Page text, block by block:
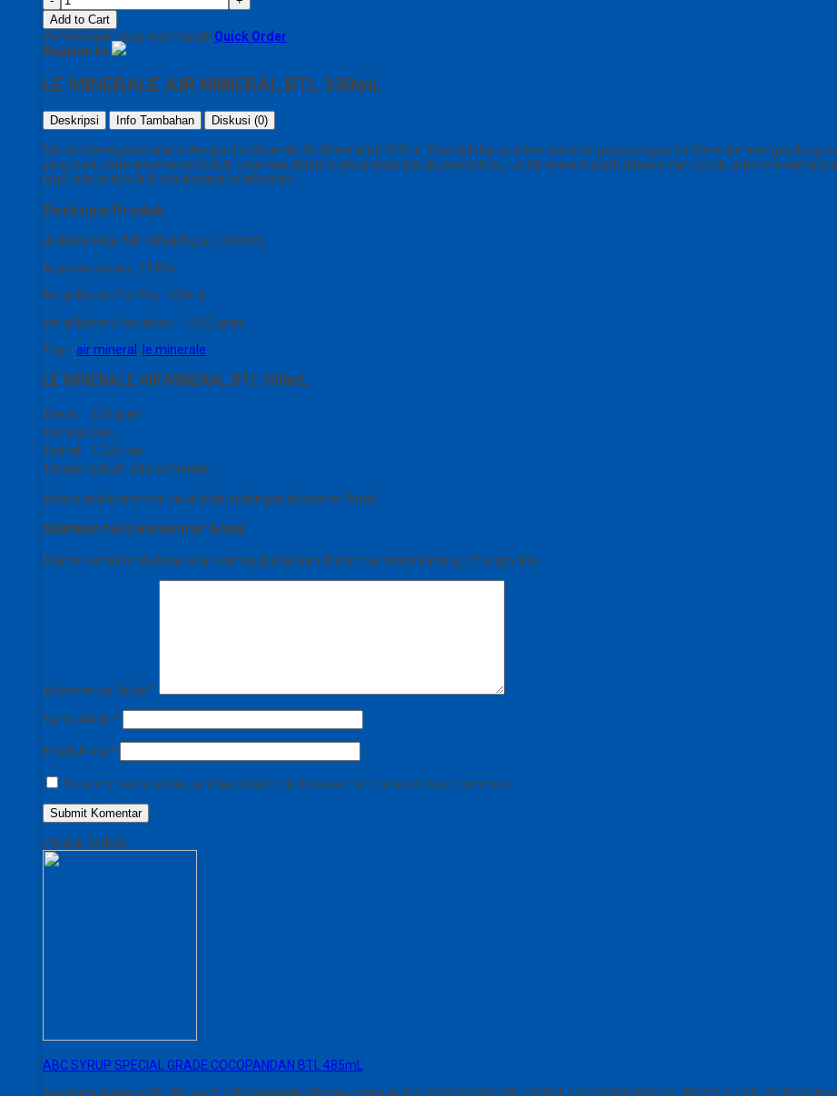
Add to Cart
Pemesanan yang lebih cepat! Quick Order
Bagikan ke
LE MINERALE AIR MINERAL BTL 330mL
Deskripsi Info Tambahan Diskusi (0)
Nikmati kesegaran alami dengan Le Minerale Air Mineral btl 330mL. Diambil dari sumber mata air pegunungan, Le Minerale mengandung
yang baik untuk kesehatan tubuh. Dikemas dalam botol praktis berukuran 330mL, Le Minerale mudah dibawa dan cocok untuk menemani
jaga hidrasi tubuh Anda dengan Le Minerale.
Deskripsi Produk
LE MINERALE AIR MINERAL BTL 330mL
Isi perkemasan : 24 Pcs
Berat Bersih Per Pcs : 330mL
Berat Bersih Perkarton : 7.920 gram
Tags: air mineral , le minerale
LE MINERALE AIR MINERAL BTL 330mL
Berat
330 gram
Kondisi Baru
Dilihat
1.335 kali
Diskusi Belum ada komentar
Belum ada komentar, buka diskusi dengan komentar Anda.
Silahkan tulis komentar Anda
Alamat email Anda tidak akan kami publikasikan. Kolom bertanda bintang (*) wajib diisi.
Isi komentar Anda *
Nama Anda *
Email Anda *
Save my name, email, and website in this browser for the next time I comment.
Produk Terkait
ABC SYRUP SPECIAL GRADE COCOPANDAN BTL 485mL
Assalamualaikum Wr. Wb, kami toko Sembako Medan menjual ABC SYRUP SPECIAL GRADE COCOPANDAN BTL 485mL 1 CTN (12 PCS)